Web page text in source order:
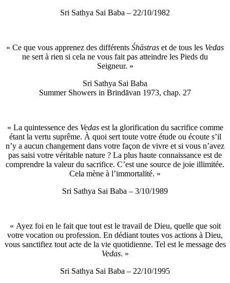
Sri Sathya Sai Baba – 22/10/1982
« Ce que vous apprenez des différents Śhāstras et de tous les Vedas
ne sert à rien si cela ne vous fait pas atteindre les Pieds du
Seigneur. »
Sri Sathya Sai Baba
Summer Showers in Brindāvan 1973, chap. 27
« La quintessence des Vedasest la glorification du sacrifice comme
étant la vertu suprême. À quoi sert toute votre étude ou écoute s’il
n’y a aucun changement dans votre façon de vivre et si vous n’avez
pas saisi votre véritable nature ? La plus haute connaissance est de
comprendre la valeur du sacrifice. C’est une source de joie illimitée.
Cela mène à l’immortalité. »
Sri Sathya Sai Baba – 3/10/1989
« Ayez foi en le fait que tout est le travail de Dieu, quelle que soit
votre vocation ou profession. En dédiant toutes vos actions à Dieu,
vous sanctifiez tout acte de la vie quotidienne. Tel est le message des
Vedas. »
Sri Sathya Sai Baba – 22/10/1995